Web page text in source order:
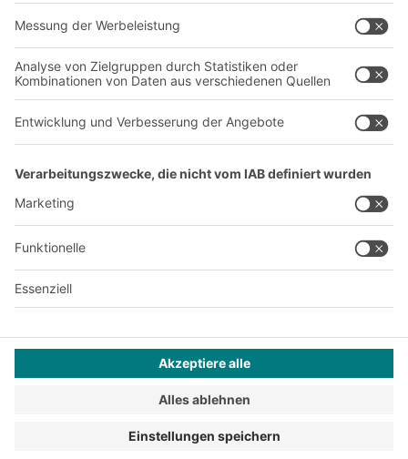
Produktionsstandorte
Karriere
YOUR LIFE.
+41 41 790 20 64
Dieses Angebot ist für Industrie, Handwerk, Handel und die
freien Berufe zur Verwendung in der selbstständigen,
beruflichen oder gewerblichen Tätigkeit bestimmt.
Privatsphäre-Einstellungen